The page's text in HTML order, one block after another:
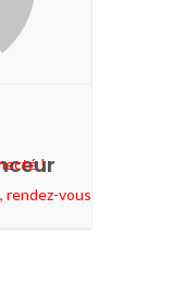
!
rendez-vous